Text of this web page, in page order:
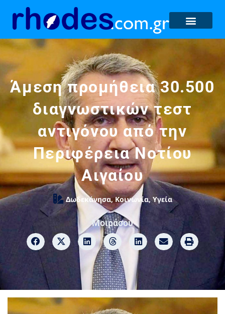
Άμεση προμήθεια 30.500
διαγνωστικών τεστ
αντιγόνου από την
Περιφέρεια Νοτίου
Αιγαίου
Δωδεκάνησα,Κοινωνία,Υγεία
Μοιράσου